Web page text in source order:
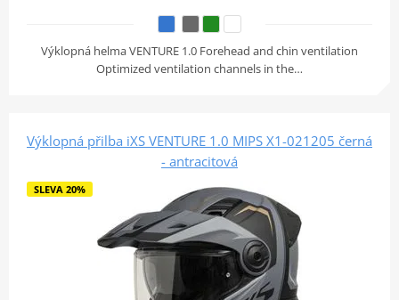
Výklopná helma VENTURE 1.0 Forehead and chin ventilation
Optimized ventilation channels in the…
Výklopná přilba iXS VENTURE 1.0 MIPS X1-021205 černá
- antracitová
SLEVA 20%